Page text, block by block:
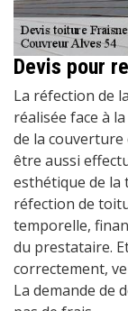
Devis pour
La réfection de
réalisée face à
de la
être aussi
esthétique de la
réfection de
temporelle,
du prestataire.
correctement,
La demande de